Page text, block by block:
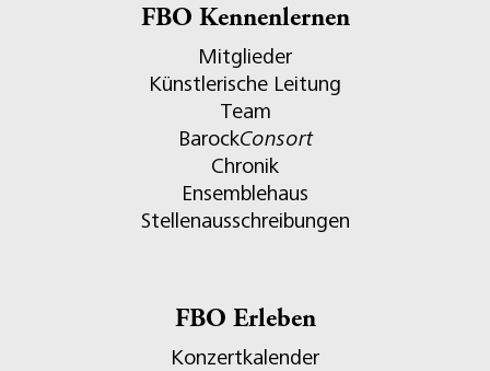
FBO Kennenlernen
Mitglieder
Künstlerische Leitung
Team
BarockConsort
Chronik
Ensemblehaus
Stellenausschreibungen
FBO Erleben
Konzertkalender